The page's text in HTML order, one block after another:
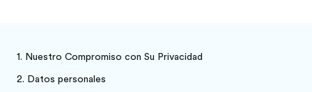
Oficinas
Nuestro Compromiso con Su Privacidad
Datos personales